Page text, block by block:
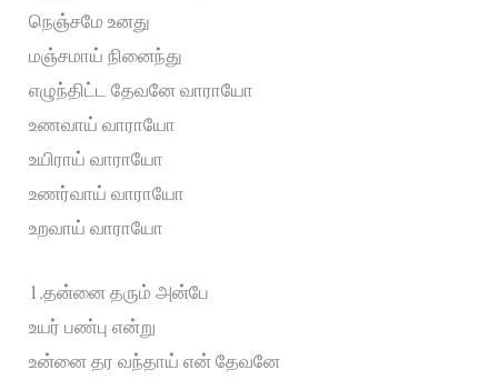
நெஞ்சமே உனது
மஞ்சமாய் நினைந்து
எழுந்திட்ட தேவனே வாராயோ
உணவாய் வாராயோ
உயிராய் வாராயோ
உணர்வாய் வாராயோ
உறவாய் வாராயோ
1.தன்னை தரும் அன்பே
உயர் பண்பு என்று
உன்னை தர வந்தாய் என் தேவனே